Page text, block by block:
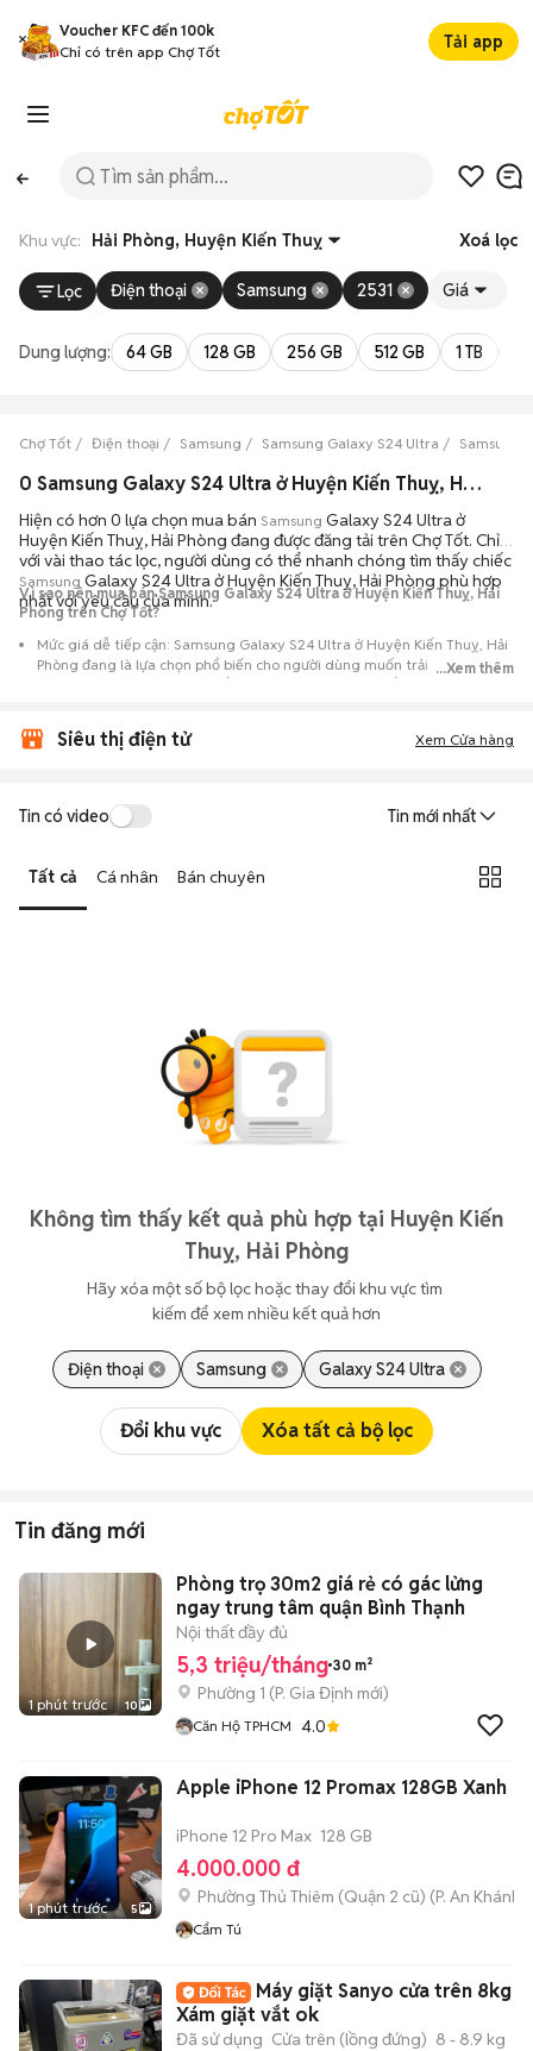
Voucher KFC đến 100k
Chỉ có trên app Chợ Tốt
Tải app
Khu vực: Hải Phòng, Huyện Kiến Thuỵ Xoá lọc
Lọc Điện thoại Samsung 2531 Giá
Dung lượng: 64 GB 128 GB 256 GB 512 GB 1 TB
Chợ Tốt Điện thoại Samsung Samsung Galaxy S24 Ultra Samsung
0 Samsung Galaxy S24 Ultra ở Huyện Kiến Thuỵ, Hải Phòng máy bền đẹp đang bán 08/2026
Hiện có hơn 0 lựa chọn mua bán Samsung Galaxy S24 Ultra ở
Huyện Kiến Thuỵ, Hải Phòng đang được đăng tải trên Chợ Tốt. Chỉ
với vài thao tác lọc, người dùng có thể nhanh chóng tìm thấy chiếc
Samsung Galaxy S24 Ultra ở Huyện Kiến Thuỵ, Hải Phòng phù hợp
nhất với yêu cầu của mình.
Vì sao nên mua bán Samsung Galaxy S24 Ultra ở Huyện Kiến Thuỵ, Hải
Phòng trên Chợ Tốt?
Mức giá dễ tiếp cận: Samsung Galaxy S24 Ultra ở Huyện Kiến Thuỵ, Hải
Phòng đang là lựa chọn phổ biến cho người dùng muốn trải nghiệm
dòng máy này với chi phí thấp hơn so với khi mới ra mắt.
Huyện Kiến Thuỵ, Hải Phòng từ nhiều cá nhân muốn lên đời máy, mang
đến đa dạng sự lựa chọn về tình trạng bảo hành, hình thức máy và màu
Giao dịch minh bạch: Việc gặp gỡ trực tiếp giúp người mua
...Xem thêm
Siêu thị điện tử Xem Cửa hàng
Tin có video Tin mới nhất
Tất cả Cá nhân Bán chuyên
Không tìm thấy kết quả phù hợp tại Huyện Kiến
Thuỵ, Hải Phòng
Hãy xóa một số bộ lọc hoặc thay đổi khu vực tìm
kiếm để xem nhiều kết quả hơn
Điện thoại Samsung Galaxy S24 Ultra
Đổi khu vực Xóa tất cả bộ lọc
Tin đăng mới
1 phút trước 10
Phòng trọ 30m2 giá rẻ có gác lửng
ngay trung tâm quận Bình Thạnh
Nội thất đầy đủ
5,3 triệu/tháng 30 m²
Phường 1 (P. Gia Định mới)
Căn Hộ TPHCM 4.0
1 phút trước 5
Apple iPhone 12 Promax 128GB Xanh
iPhone 12 Pro Max 128 GB
4.000.000 đ
Phường Thủ Thiêm (Quận 2 cũ) (P. An Khánh
Cẩm Tú
Máy giặt Sanyo cửa trên 8kg
Xám giặt vắt ok
Đã sử dụng Cửa trên (lồng đứng) 8 - 8.9 kg